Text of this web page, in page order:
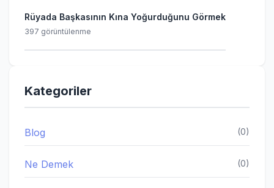
Rüyada Başkasının Kına Yoğurduğunu Görmek
397 görüntülenme
Kategoriler
Blog (0)
Ne Demek (0)